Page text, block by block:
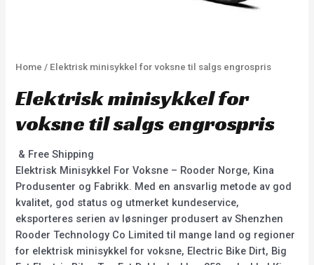
Home / Elektrisk minisykkel for voksne til salgs engrospris
Elektrisk minisykkel for
voksne til salgs engrospris
& Free Shipping
Elektrisk Minisykkel For Voksne – Rooder Norge, Kina
Produsenter og Fabrikk. Med en ansvarlig metode av god
kvalitet, god status og utmerket kundeservice,
eksporteres serien av løsninger produsert av Shenzhen
Rooder Technology Co Limited til mange land og regioner
for elektrisk minisykkel for voksne, Electric Bike Dirt, Big